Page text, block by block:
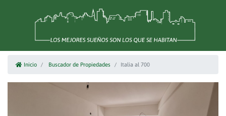
Inicio Buscador de Propiedades Italia al 700